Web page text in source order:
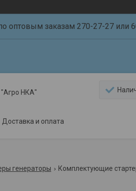
оптовым заказам 270-27-27 или
"Агро НКА"
Доставка и оплата
генераторы Комплектующие